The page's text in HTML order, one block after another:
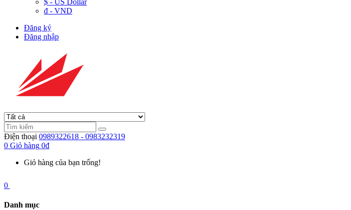
$ - US Dollar
đ - VND
Đăng ký
Đăng nhập
Điện thoại 0989322618 - 0983232319
0 Giỏ hàng 0đ
Giỏ hàng của bạn trống!
0
Danh mục